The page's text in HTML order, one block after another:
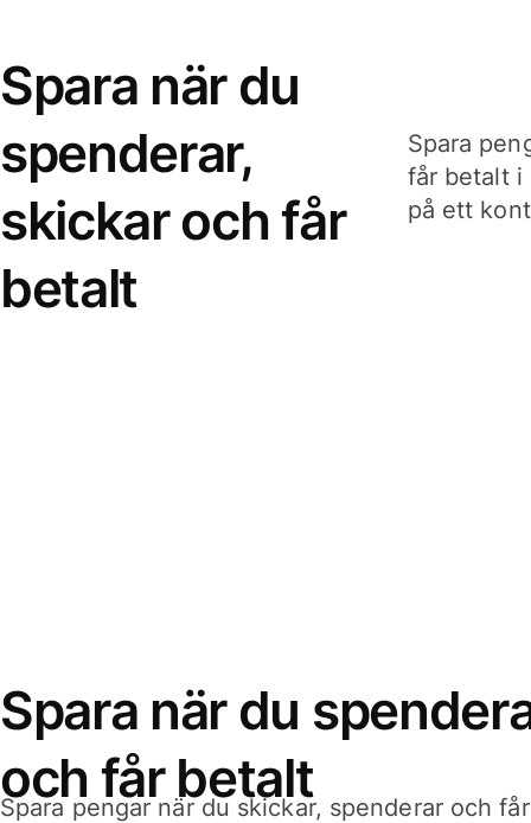
Spara när du
spenderar,
skickar och får
betalt
Spara
får betalt i
på ett
Spara när du
och får betalt
Spara pengar när du skickar, spenderar och